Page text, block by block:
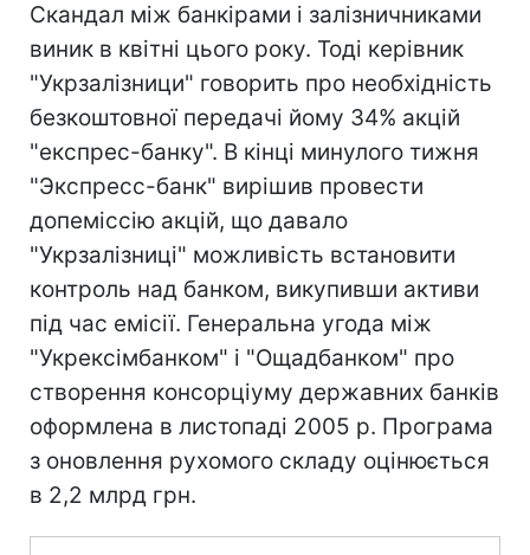
Скандал між банкірами і залізничниками
виник в квітні цього року. Тоді керівник
"Укрзалізници" говорить про необхідність
безкоштовної передачі йому 34% акцій
"експрес-банку". В кінці минулого тижня
"Экспресс-банк" вирішив провести
допеміссію акцій, що давало
"Укрзалізниці" можливість встановити
контроль над банком, викупивши активи
під час емісії. Генеральна угода між
"Укрексімбанком" і "Ощадбанком" про
створення консорціуму державних банків
оформлена в листопаді 2005 р. Програма
з оновлення рухомого складу оцінюється
в 2,2 млрд грн.